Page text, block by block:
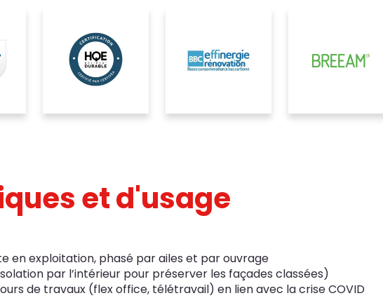
et d'usage
en exploitation, phasé par ailes et par ouvrage
par l’intérieur pour préserver les façades classées)
de travaux (flex office, télétravail) en lien avec la crise COVID